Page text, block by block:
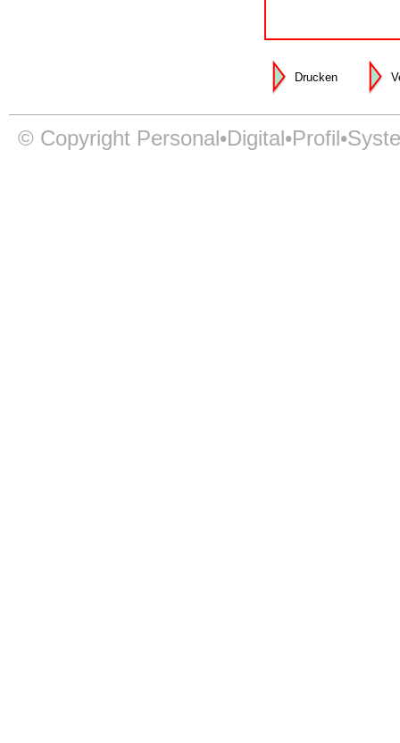
Drucken
© Copyright